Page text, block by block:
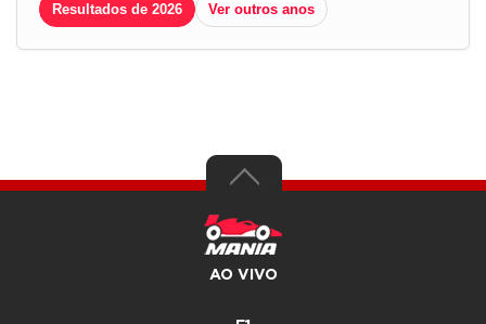
Resultados de 2026 Ver outros anos
AO VIVO